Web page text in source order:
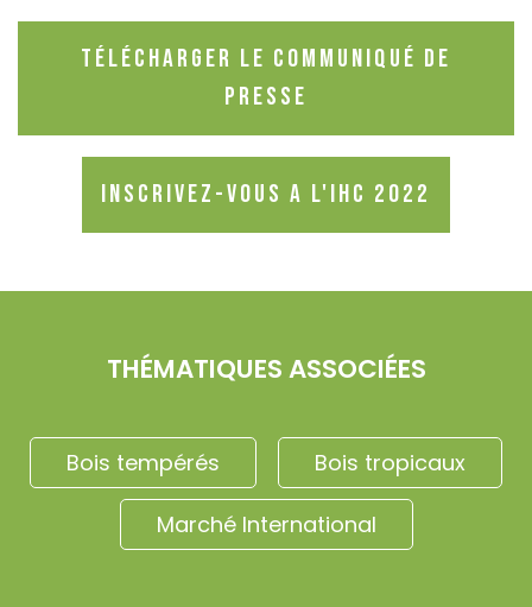
Télécharger le Communiqué de
Presse
Inscrivez-vous A l'IHC 2022
THÉMATIQUES ASSOCIÉES
Bois tempérés Bois tropicaux
Marché International